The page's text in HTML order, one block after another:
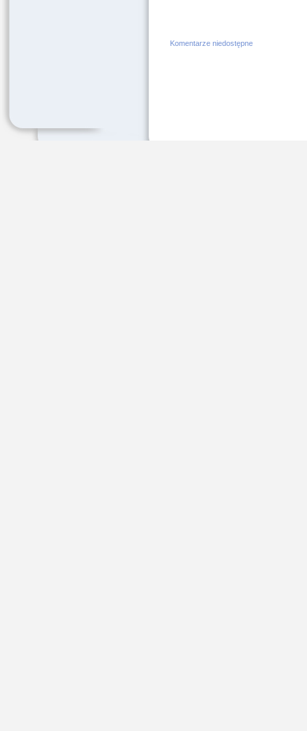
Komentarze niedostępne